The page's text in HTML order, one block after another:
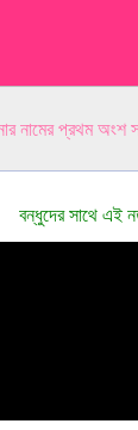
নামের প্রথম অংশ
বন্ধুদের সাথে এই